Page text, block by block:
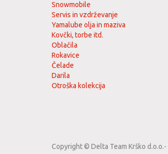
Snowmobile
Servis in vzdrževanje
Yamalube olja in maziva
Kovčki, torbe itd.
Oblačila
Rokavice
Čelade
Darila
Otroška kolekcija
Copyright © Delta Team Krško d.o.o.-